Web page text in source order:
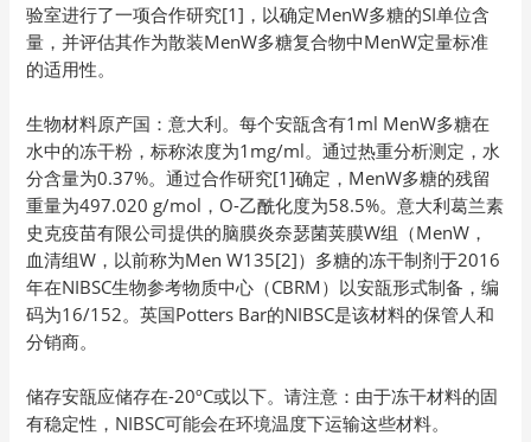
验室进行了一项合作研究[1]，以确定MenW多糖的SI单位含
量，并评估其作为散装MenW多糖复合物中MenW定量标准
的适用性。
生物材料原产国：意大利。每个安瓿含有1ml MenW多糖在
水中的冻干粉，标称浓度为1mg/ml。通过热重分析测定，水
分含量为0.37%。通过合作研究[1]确定，MenW多糖的残留
重量为497.020 g/mol，O-乙酰化度为58.5%。意大利葛兰素
史克疫苗有限公司提供的脑膜炎奈瑟菌荚膜W组（MenW，
血清组W，以前称为Men W135[2]）多糖的冻干制剂于2016
年在NIBSC生物参考物质中心（CBRM）以安瓿形式制备，编
码为16/152。英国Potters Bar的NIBSC是该材料的保管人和
分销商。
储存安瓿应储存在-20ºC或以下。请注意：由于冻干材料的固
有稳定性，NIBSC可能会在环境温度下运输这些材料。